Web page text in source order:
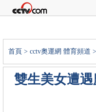
首頁 > cctv奧運網 體育頻道 >
雙生美女遭